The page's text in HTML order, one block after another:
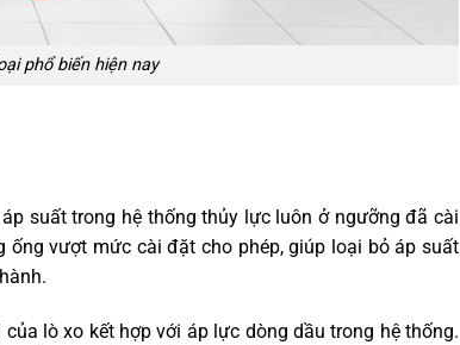
phổ biến hiện nay
suất trong hệ thống thủy lực luôn ở ngưỡng đã cài
vượt mức cài đặt cho phép, giúp loại bỏ áp suất
lò xo kết hợp với áp lực dòng dầu trong hệ thống.